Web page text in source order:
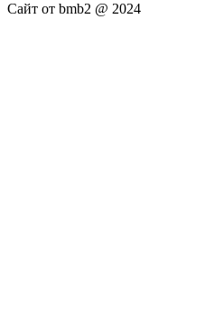
Сайт от bmb2 @ 2024